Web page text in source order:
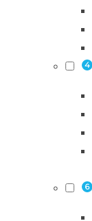
4
6